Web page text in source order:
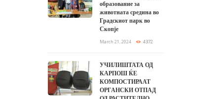
образование за
животната средина во
Градскиот парк во
Скопје
March 21, 2024 4372
УЧИЛИШТАТА ОД
КАРПОШ ЌЕ
КОМПОСТИРААТ
ОРГАНСКИ ОТПАД